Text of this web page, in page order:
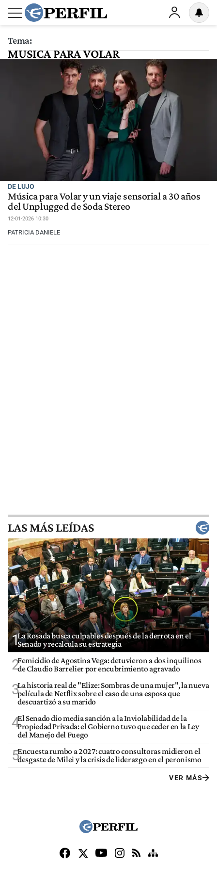
Tema:
MUSICA PARA VOLAR
DE LUJO
Música para Volar y un viaje sensorial a 30 años
del Unplugged de Soda Stereo
12-01-2026 10:30
PATRICIA DANIELE
LAS MÁS LEÍDAS
1La Rosada busca culpables después de la derrota en el
Senado y recalcula su estrategia
2Femicidio de Agostina Vega: detuvieron a dos inquilinos
de Claudio Barrelier por encubrimiento agravado
3La historia real de "Elize: Sombras de una mujer", la nueva
película de Netflix sobre el caso de una esposa que
descuartizó a su marido
4El Senado dio media sanción a la Inviolabilidad de la
Propiedad Privada: el Gobierno tuvo que ceder en la Ley
del Manejo del Fuego
5Encuesta rumbo a 2027: cuatro consultoras midieron el
desgaste de Milei y la crisis de liderazgo en el peronismo
VER MÁS